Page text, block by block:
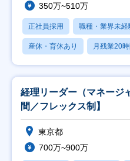
350万~510万
正社員採用 職種・業界未経
産休・育休あり 月残業20
経理リーダー（マネージ
間／フレックス制】
東京都
700万~900万